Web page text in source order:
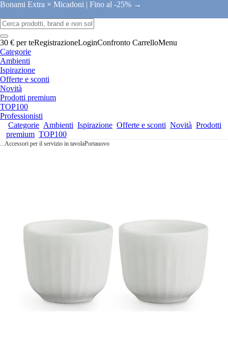
Bonami Extra × Micadoni | Fino al -25% →
30 € per teRegistrazioneLoginConfronto CarrelloMenu
Categorie
Ambienti
Ispirazione
Offerte e sconti
Novità
Prodotti premium
TOP100
Professionisti
Categorie Ambienti Ispirazione Offerte e sconti Novità Prodotti
premium TOP100
...Accessori per il servizio in tavolaPortauovo